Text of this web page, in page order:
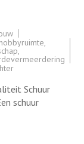
hobbyruimte,
,
op
Meer
Ruimte
en
Schuur
schuur